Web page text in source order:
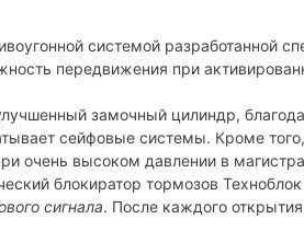
системой разработанной
передвижения при
замочный цилиндр,
сейфовые системы. Кроме
очень высоком давлении в
сигнала. После каждого